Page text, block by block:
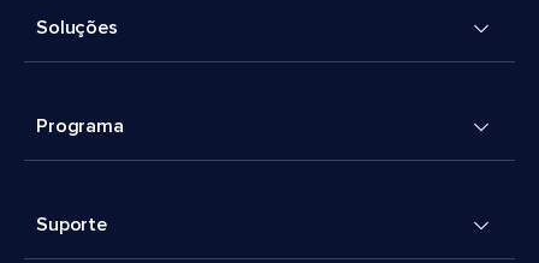
Soluções
Programa
Suporte